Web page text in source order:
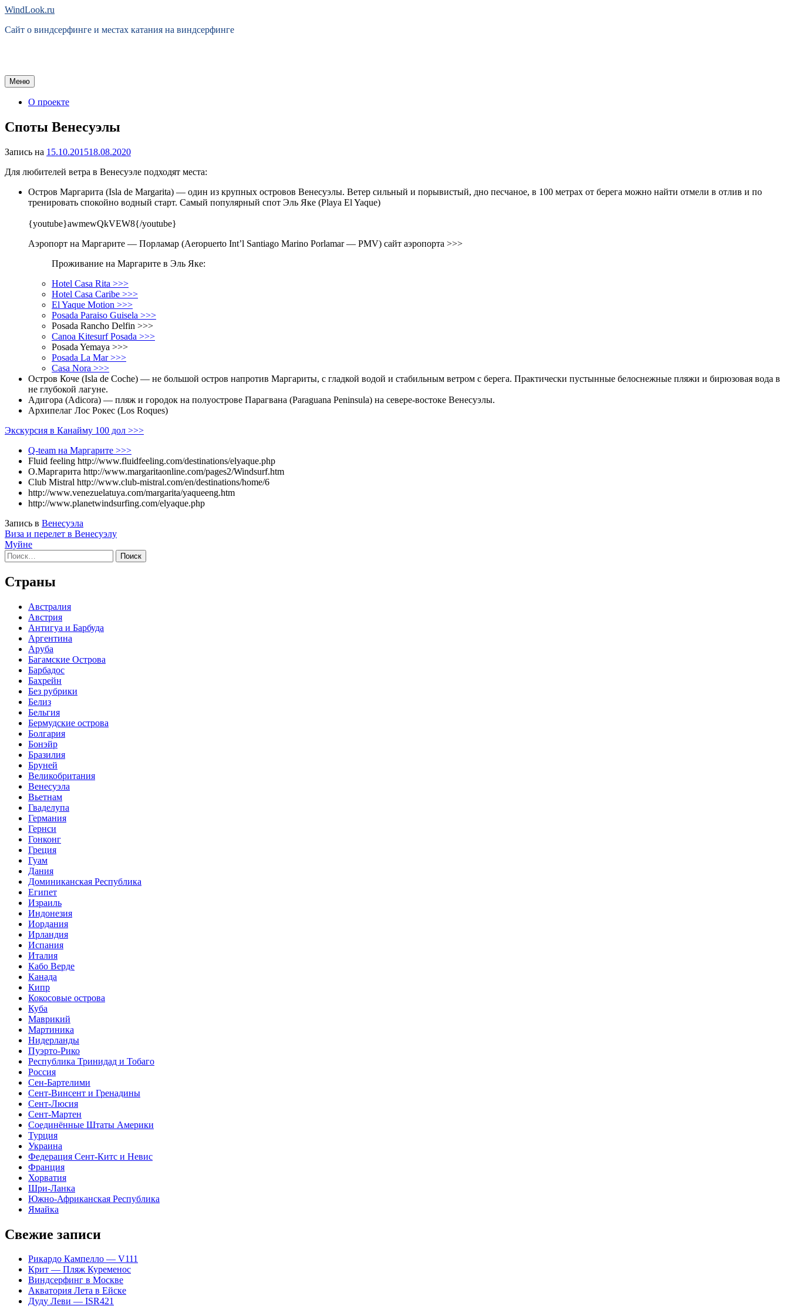
Перейти
содержимому
WindLook.ru
Сайт о виндсерфинге и местах катания на виндсерфинге
Меню
О проекте
Споты Венесуэлы
Запись на 15.10.201518.08.2020
Для любителей ветра в Венесуэле подходят места:
Остров Маргарита (Isla de Margarita) — один из крупных островов Венесуэлы. Ветер сильный и порывистый, дно песчаное, в 100 метрах от берега можно найти отмели в отлив и по
тренировать спокойно водный старт. Самый популярный спот Эль Яке (Playa El Yaque)
{youtube}awmewQkVEW8{/youtube}
Аэропорт на Маргарите — Порламар (Aeropuerto Int’l Santiago Marino Porlamar — PMV) сайт аэропорта >>>
Проживание на Маргарите в Эль Яке:
Hotel Casa Rita >>>
Hotel Casa Caribe >>>
El Yaque Motion >>>
Posada Paraiso Guisela >>>
Posada Rancho Delfin >>>
Canoa Kitesurf Posada >>>
Posada Yemaya >>>
Posada La Mar >>>
Casa Nora >>>
Остров Коче (Isla de Coche) — не большой остров напротив Маргариты, с гладкой водой и стабильным ветром c берега. Практически пустынные белоснежные пляжи и бирюзовая вода в
не глубокой лагуне.
Адигора (Adicora) — пляж и городок на полуострове Парагвана (Paraguana Peninsula) на севере-востоке Венесуэлы.
Архипелаг Лос Рокес (Los Roques)
Экскурсия в Канайму 100 дол >>>
Q-team на Маргарите >>>
Fluid feeling http://www.fluidfeeling.com/destinations/elyaque.php
О.Маргарита http://www.margaritaonline.com/pages2/Windsurf.htm
Club Mistral http://www.club-mistral.com/en/destinations/home/6
http://www.venezuelatuya.com/margarita/yaqueeng.htm
http://www.planetwindsurfing.com/elyaque.php
Запись в Венесуэла
Навигация
по
записям
Виза и перелет в Венесуэлу
Муйне
Найти:
Страны
Австралия
Австрия
Антигуа и Барбуда
Аргентина
Аруба
Багамские Острова
Барбадос
Бахрейн
Без рубрики
Белиз
Бельгия
Бермудские острова
Болгария
Бонэйр
Бразилия
Бруней
Великобритания
Венесуэла
Вьетнам
Гваделупа
Германия
Гернси
Гонконг
Греция
Гуам
Дания
Доминиканская Республика
Египет
Израиль
Индонезия
Иордания
Ирландия
Испания
Италия
Кабо Верде
Канада
Кипр
Кокосовые острова
Куба
Маврикий
Мартиника
Нидерланды
Пуэрто-Рико
Республика Тринидад и Тобаго
Россия
Сен-Бартелими
Сент-Винсент и Гренадины
Сент-Люсия
Сент-Мартен
Соединённые Штаты Америки
Турция
Украина
Федерация Сент-Китс и Невис
Франция
Хорватия
Шри-Ланка
Южно-Африканская Республика
Ямайка
Свежие записи
Рикардо Кампелло — V111
Крит — Пляж Куременос
Виндсерфинг в Москве
Акватория Лета в Ейске
Дуду Леви — ISR421